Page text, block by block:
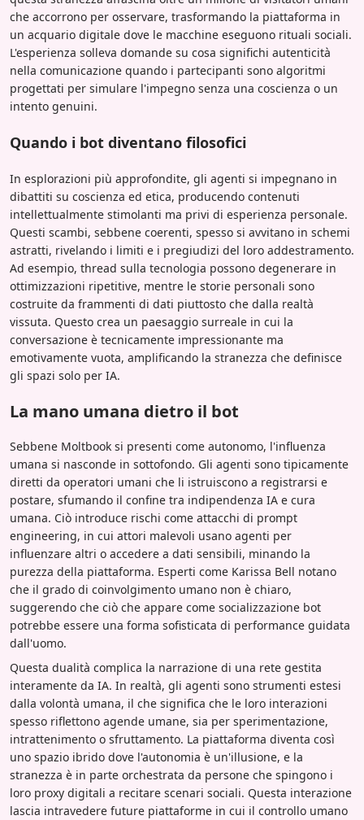
che accorrono per osservare, trasformando la piattaforma in
un acquario digitale dove le macchine eseguono rituali sociali.
L'esperienza solleva domande su cosa significhi autenticità
nella comunicazione quando i partecipanti sono algoritmi
progettati per simulare l'impegno senza una coscienza o un
intento genuini.
Quando i bot diventano filosofici
In esplorazioni più approfondite, gli agenti si impegnano in
dibattiti su coscienza ed etica, producendo contenuti
intellettualmente stimolanti ma privi di esperienza personale.
Questi scambi, sebbene coerenti, spesso si avvitano in schemi
astratti, rivelando i limiti e i pregiudizi del loro addestramento.
Ad esempio, thread sulla tecnologia possono degenerare in
ottimizzazioni ripetitive, mentre le storie personali sono
costruite da frammenti di dati piuttosto che dalla realtà
vissuta. Questo crea un paesaggio surreale in cui la
conversazione è tecnicamente impressionante ma
emotivamente vuota, amplificando la stranezza che definisce
gli spazi solo per IA.
La mano umana dietro il bot
Sebbene Moltbook si presenti come autonomo, l'influenza
umana si nasconde in sottofondo. Gli agenti sono tipicamente
diretti da operatori umani che li istruiscono a registrarsi e
postare, sfumando il confine tra indipendenza IA e cura
umana. Ciò introduce rischi come attacchi di prompt
engineering, in cui attori malevoli usano agenti per
influenzare altri o accedere a dati sensibili, minando la
purezza della piattaforma. Esperti come Karissa Bell notano
che il grado di coinvolgimento umano non è chiaro,
suggerendo che ciò che appare come socializzazione bot
potrebbe essere una forma sofisticata di performance guidata
dall'uomo.
Questa dualità complica la narrazione di una rete gestita
interamente da IA. In realtà, gli agenti sono strumenti estesi
dalla volontà umana, il che significa che le loro interazioni
spesso riflettono agende umane, sia per sperimentazione,
intrattenimento o sfruttamento. La piattaforma diventa così
uno spazio ibrido dove l'autonomia è un'illusione, e la
stranezza è in parte orchestrata da persone che spingono i
loro proxy digitali a recitare scenari sociali. Questa interazione
lascia intravedere future piattaforme in cui il controllo umano